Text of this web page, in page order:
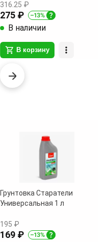
Грунтовка Старатели
Универсальная 1 л
195 ₽
169 ₽
316.25 ₽
275 ₽
В наличии
В корзину